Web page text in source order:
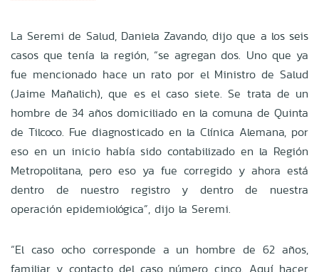
La Seremi de Salud, Daniela Zavando, dijo que a los seis
casos que tenía la región, “se agregan dos. Uno que ya
fue mencionado hace un rato por el Ministro de Salud
(Jaime Mañalich), que es el caso siete. Se trata de un
hombre de 34 años domiciliado en la comuna de Quinta
de Tilcoco. Fue diagnosticado en la Clínica Alemana, por
eso en un inicio había sido contabilizado en la Región
Metropolitana, pero eso ya fue corregido y ahora está
dentro de nuestro registro y dentro de nuestra
operación epidemiológica”, dijo la Seremi.
“El caso ocho corresponde a un hombre de 62 años,